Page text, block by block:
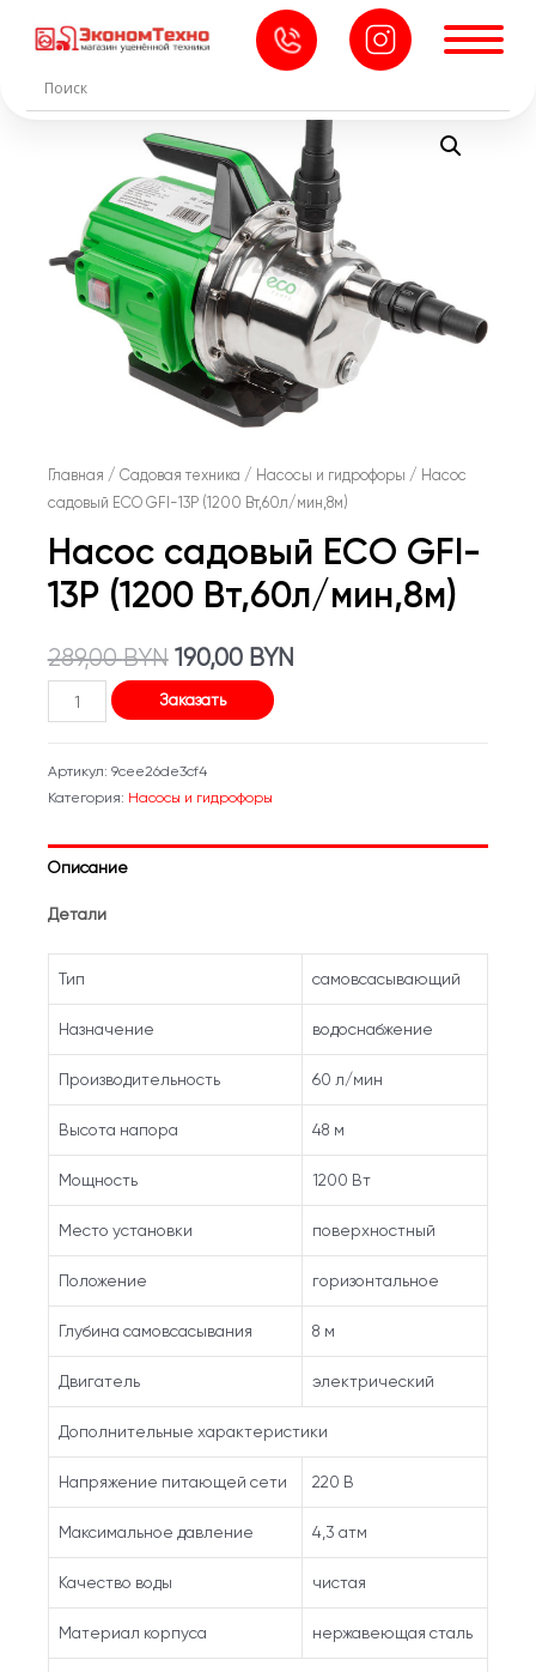
Главная / Садовая техника / Насосы и гидрофоры / Насос
садовый ECO GFI-13P (1200 Вт,60л/мин,8м)
Насос садовый ECO GFI-
13P (1200 Вт,60л/мин,8м)
289,00BYN Первоначальная
цена
289,00 BYN.
190,00 BYNТекущая
Количество
товара
садовый
GFI-
13P
(1200
Заказать
Артикул: 9cee26de3cf4
Категория: Насосы и гидрофоры
Описание
Детали
Тип самовсасывающий
Назначение водоснабжение
Производительность 60 л/мин
Высота напора 48 м
Мощность 1200 Вт
Место установки поверхностный
Положение горизонтальное
Глубина самовсасывания 8 м
Двигатель электрический
Дополнительные характеристики
Напряжение питающей сети 220 В
Максимальное давление 4,3 атм
Качество воды чистая
Материал корпуса нержавеющая сталь